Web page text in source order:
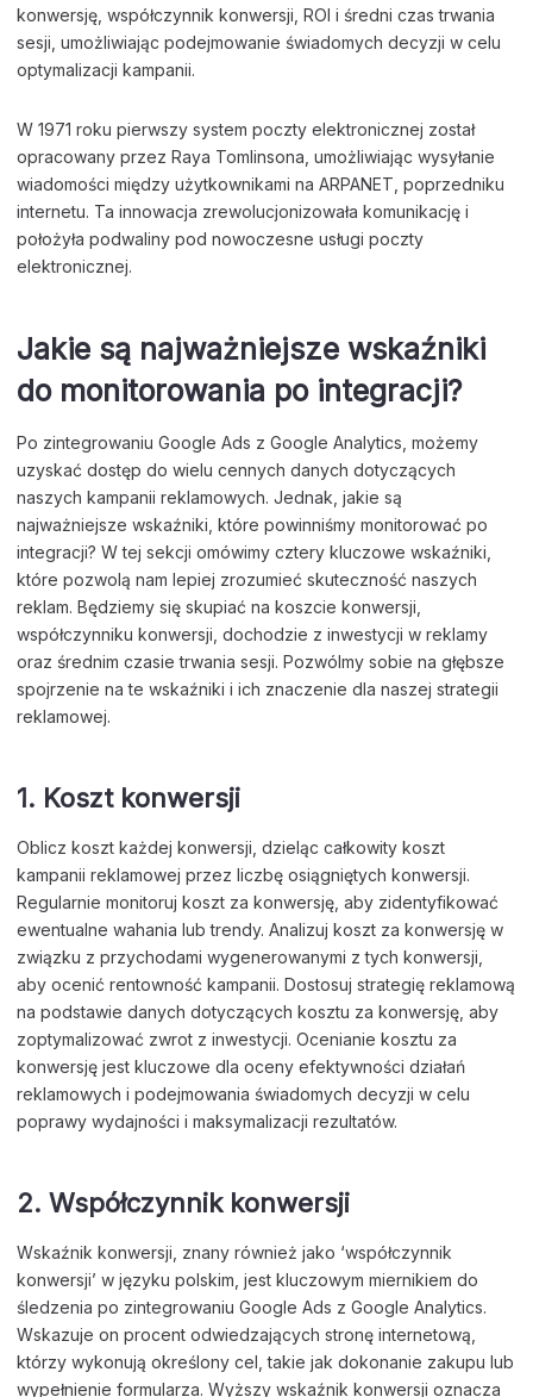
konwersję, współczynnik konwersji, ROI i średni czas trwania
sesji, umożliwiając podejmowanie świadomych decyzji w celu
optymalizacji kampanii.
W 1971 roku pierwszy system poczty elektronicznej został
opracowany przez Raya Tomlinsona, umożliwiając wysyłanie
wiadomości między użytkownikami na ARPANET, poprzedniku
internetu. Ta innowacja zrewolucjonizowała komunikację i
położyła podwaliny pod nowoczesne usługi poczty
elektronicznej.
Jakie są najważniejsze wskaźniki
do monitorowania po integracji?
Po zintegrowaniu Google Ads z Google Analytics, możemy
uzyskać dostęp do wielu cennych danych dotyczących
naszych kampanii reklamowych. Jednak, jakie są
najważniejsze wskaźniki, które powinniśmy monitorować po
integracji? W tej sekcji omówimy cztery kluczowe wskaźniki,
które pozwolą nam lepiej zrozumieć skuteczność naszych
reklam. Będziemy się skupiać na koszcie konwersji,
współczynniku konwersji, dochodzie z inwestycji w reklamy
oraz średnim czasie trwania sesji. Pozwólmy sobie na głębsze
spojrzenie na te wskaźniki i ich znaczenie dla naszej strategii
reklamowej.
1. Koszt konwersji
Oblicz koszt każdej konwersji, dzieląc całkowity koszt
kampanii reklamowej przez liczbę osiągniętych konwersji.
Regularnie monitoruj koszt za konwersję, aby zidentyfikować
ewentualne wahania lub trendy. Analizuj koszt za konwersję w
związku z przychodami wygenerowanymi z tych konwersji,
aby ocenić rentowność kampanii. Dostosuj strategię reklamową
na podstawie danych dotyczących kosztu za konwersję, aby
zoptymalizować zwrot z inwestycji. Ocenianie kosztu za
konwersję jest kluczowe dla oceny efektywności działań
reklamowych i podejmowania świadomych decyzji w celu
poprawy wydajności i maksymalizacji rezultatów.
2. Współczynnik konwersji
Wskaźnik konwersji, znany również jako ‘współczynnik
konwersji’ w języku polskim, jest kluczowym miernikiem do
śledzenia po zintegrowaniu Google Ads z Google Analytics.
Wskazuje on procent odwiedzających stronę internetową,
którzy wykonują określony cel, takie jak dokonanie zakupu lub
wypełnienie formularza. Wyższy wskaźnik konwersji oznacza